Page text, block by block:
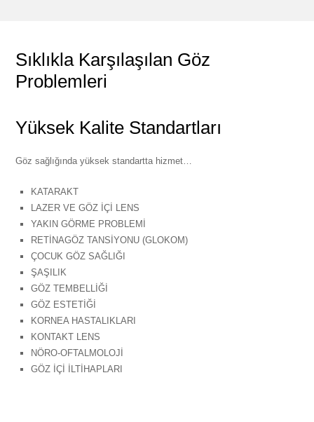
Sıklıkla Karşılaşılan Göz
Problemleri
Yüksek Kalite Standartları
Göz sağlığında yüksek standartta hizmet…
KATARAKT
LAZER VE GÖZ İÇİ LENS
YAKIN GÖRME PROBLEMİ
RETİNAGÖZ TANSİYONU (GLOKOM)
ÇOCUK GÖZ SAĞLIĞI
ŞAŞILIK
GÖZ TEMBELLİĞİ
GÖZ ESTETİĞİ
KORNEA HASTALIKLARI
KONTAKT LENS
NÖRO-OFTALMOLOJİ
GÖZ İÇİ İLTİHAPLARI